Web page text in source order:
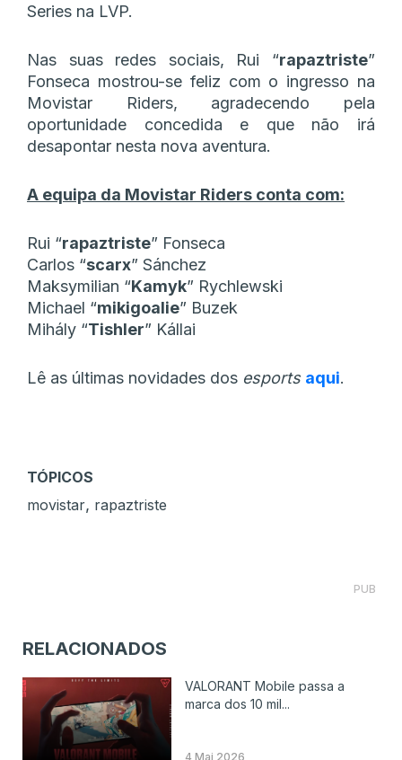
Series na LVP.
Nas suas redes sociais, Rui “rapaztriste”
Fonseca mostrou-se feliz com o ingresso na
Movistar Riders, agradecendo pela
oportunidade concedida e que não irá
desapontar nesta nova aventura.
A equipa da Movistar Riders conta com:
Rui “rapaztriste” Fonseca
Carlos “scarx” Sánchez
Maksymilian “Kamyk” Rychlewski
Michael “mikigoalie” Buzek
Mihály “Tishler” Kállai
Lê as últimas novidades dos esports aqui.
TÓPICOS
movistar, rapaztriste
PUB
RELACIONADOS
VALORANT Mobile passa a
marca dos 10 mil...
4 Mai 2026